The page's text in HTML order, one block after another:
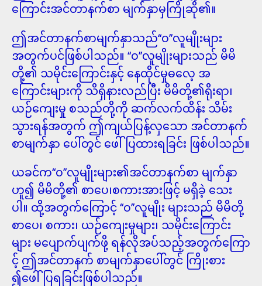
ကြောင်းအင်တာနက်စာ မျက်နှာမှကြိုဆို၏။
ဤအင်တာနက်စာမျက်နှာသည်‘‘၀’’လူမျိုးများ
အတွက်ပင်ဖြစ်ပါသည်။ ‘‘၀’’လူမျိုးများသည် မိမိ
တို့၏ သမိုင်းကြောင်းနှင့် နေထိုင်မှုဓလေ့ အ
ကြောင်းများကို သိရှိနားလည်ပြီး မိမိတို့၏ရိုးရာ၊
ယဉ်ကျေးမှု စသည်တို့ကို ဆက်လက်ထိန်း သိမ်း
သွားရန်အတွက် ဤကျယ်ပြန့်လှသော အင်တာနက်
စာမျက်နှာ ပေါ်တွင် ဖေါ်ပြထားရခြင်း ဖြစ်ပါသည်။
ယခင်က‘‘၀’’လူမျိုးများ၏အင်တာနက်စာ မျက်နှာ
ဟူ၍ မိမိတို့၏ စာပေ၊စကားအားဖြင့် မရှိခဲ့ သေး
ပါ။ ထို့အတွက်ကြောင့် ‘‘၀’’လူမျိုး များသည် မိမိတို့
စာပေ၊ စကား၊ ယဉ်ကျေးမှုများ၊ သမိုင်းကြောင်း
များ မပျောက်ပျက်ဖို့ ရန်လိုအပ်သည့်အတွက်ကြော
င့် ဤအင်တာနက် စာမျက်နှာပေါ်တွင် ကြိုးစား
၍ဖေါ်ပြရခြင်းဖြစ်ပါသည်။